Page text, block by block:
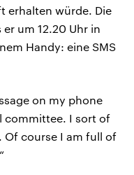
erhalten würde. Die
um 12.20 Uhr in
Handy: eine SMS
on my phone
committee. I sort of
Of course I am full of